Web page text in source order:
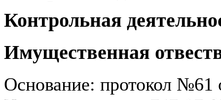
Контрольная
Имущественная
Основание: протокол №61